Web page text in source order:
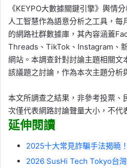
《KEYPO大數據關鍵引擎》輿情
人工智慧作為語意分析之工具，
的網路社群數據庫，其內容涵蓋
Threads、TikTok、Instagram、
網站。本調查針對討論主題相關文
該議題之討論，作為本次主題分析
本文所調查之結果，非參考投票、
次僅代表網路討論聲量大小，不代
延伸閱讀
2025十大常見詐騙手法揭曉
2026 SusHi Tech Tokyo台